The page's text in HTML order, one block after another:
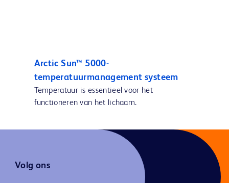
Arctic Sun™ 5000-
temperatuurmanagement systeem
Temperatuur is essentieel voor het
functioneren van het lichaam.
Volg ons